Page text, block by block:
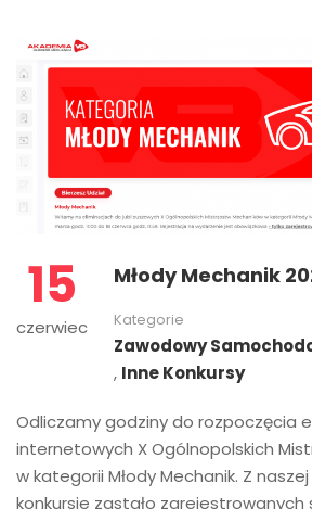
15
czerwiec
Młody Mechanik
Kategorie
Zawodowy
, Inne Konkursy
Odliczamy godziny do rozpoczęcia
internetowych X Ogólnopolskich
w kategorii Młody Mechanik. Z naszej
konkursie zastało zarejestrowanych